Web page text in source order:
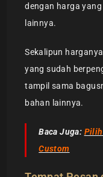
dengan harga
lainnya.
Sekalipun
yang sudah
tampil sama
bahan lainnya.
Baca Juga: Pilih
Custom